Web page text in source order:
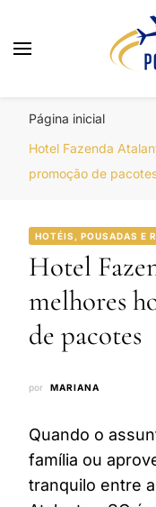
Página inicial
Hotel Fazenda
promoção de
HOTÉIS, POUSADAS E
Hotel
melhores
de pacotes
por MARIANA
Quando o
família ou
tranquilo entre